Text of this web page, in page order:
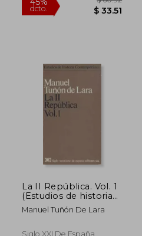
La II República. Vol. 1
(Estudios de historia
contemporánea)
Manuel Tuñón De Lara
Siglo XXI De España